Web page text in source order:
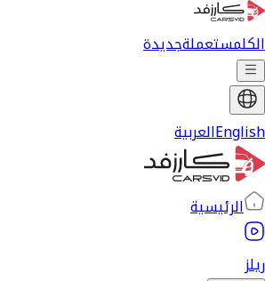
الكلمستعملةجديدة
Englishالعربية
الرئيسية
ريلز